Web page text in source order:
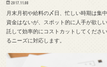
2017.11.08
月末月初や給料の〆日、忙しい時期は集
資金はないが、スポット的に人手が欲し
託して効率的にコストカットしてくださ
るニーズに対応します。